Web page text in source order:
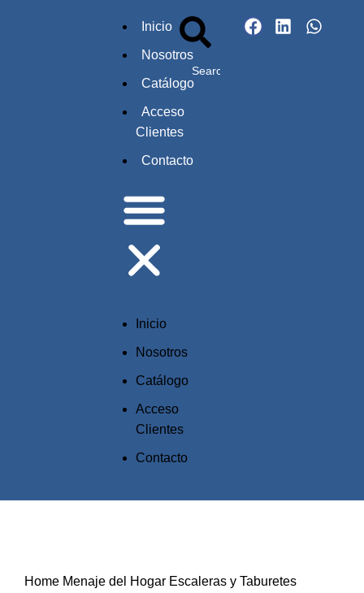
Inicio
Nosotros
Catálogo
Acceso
Clientes
Contacto
Inicio
Nosotros
Catálogo
Acceso
Clientes
Contacto
Home Menaje del Hogar Escaleras y Taburetes